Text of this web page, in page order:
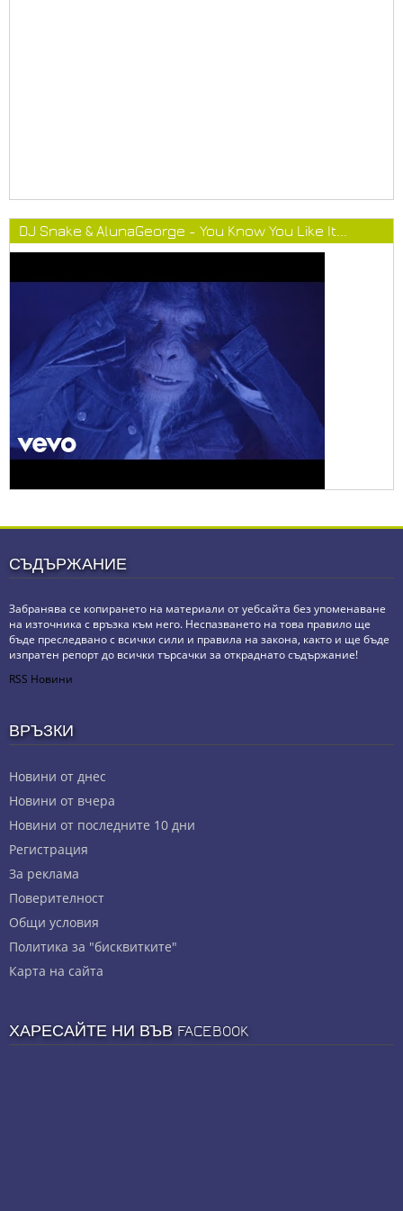
DJ Snake & AlunaGeorge - You Know You Like It...
СЪДЪРЖАНИЕ
Забранява се копирането на материали от уебсайта без упоменаване
на източника с връзка към него. Неспазването на това правило ще
бъде преследвано с всички сили и правила на закона, както и ще бъде
изпратен репорт до всички търсачки за откраднато съдържание!
RSS Новини
ВРЪЗКИ
Новини от днес
Новини от вчера
Новини от последните 10 дни
Регистрация
За реклама
Πoвepитeлнocт
Общи условия
Политика за "бисквитките"
Карта на сайта
ХАРЕСАЙТЕ НИ ВЪВ FACEBOOK